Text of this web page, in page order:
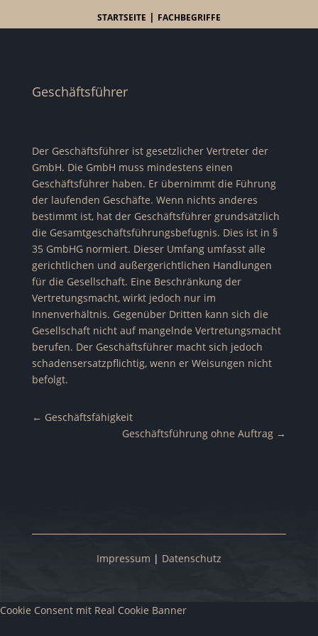
STARTSEITE | FACHBEGRIFFE
Geschäftsführer
Der Geschäftsführer ist gesetzlicher Vertreter der
GmbH. Die GmbH muss mindestens einen
Geschäftsführer haben. Er übernimmt die Führung
der laufenden Geschäfte. Wenn nichts anderes
bestimmt ist, hat der Geschäftsführer grundsätzlich
die Gesamtgeschäftsführungsbefugnis. Dies ist in §
35 GmbHG normiert. Dieser Umfang umfasst alle
gerichtlichen und außergerichtlichen Handlungen
für die Gesellschaft. Eine Beschränkung der
Vertretungsmacht, wirkt jedoch nur im
Innenverhältnis. Gegenüber Dritten kann sich die
Gesellschaft nicht auf mangelnde Vertretungsmacht
berufen. Der Geschäftsführer macht sich jedoch
schadensersatzpflichtig, wenn er Weisungen nicht
befolgt.
← Geschäftsfähigkeit
Geschäftsführung ohne Auftrag →
Impressum | Datenschutz
Cookie Consent mit Real Cookie Banner